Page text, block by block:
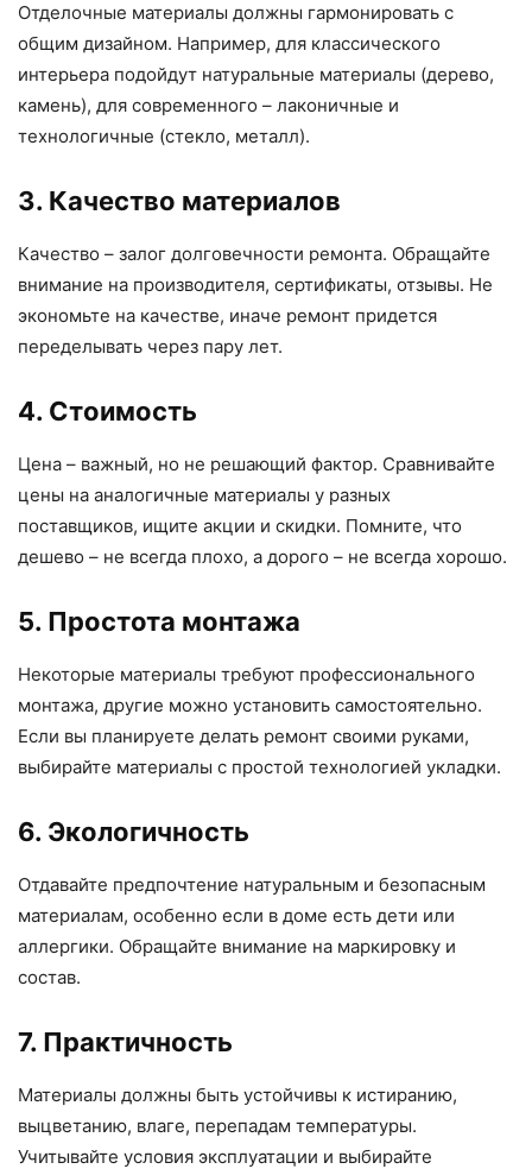
Отделочные материалы должны гармонировать с
общим дизайном. Например, для классического
интерьера подойдут натуральные материалы (дерево,
камень), для современного – лаконичные и
технологичные (стекло, металл).
3. Качество материалов
Качество – залог долговечности ремонта. Обращайте
внимание на производителя, сертификаты, отзывы. Не
экономьте на качестве, иначе ремонт придется
переделывать через пару лет.
4. Стоимость
Цена – важный, но не решающий фактор. Сравнивайте
цены на аналогичные материалы у разных
поставщиков, ищите акции и скидки. Помните, что
дешево – не всегда плохо, а дорого – не всегда хорошо.
5. Простота монтажа
Некоторые материалы требуют профессионального
монтажа, другие можно установить самостоятельно.
Если вы планируете делать ремонт своими руками,
выбирайте материалы с простой технологией укладки.
6. Экологичность
Отдавайте предпочтение натуральным и безопасным
материалам, особенно если в доме есть дети или
аллергики. Обращайте внимание на маркировку и
состав.
7. Практичность
Материалы должны быть устойчивы к истиранию,
выцветанию, влаге, перепадам температуры.
Учитывайте условия эксплуатации и выбирайте